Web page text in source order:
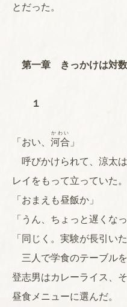
とだった。
第一章 きっかけは対
１
「おい、 河合
かわい
」
呼びかけられて、涼太は
レイをもって立っていた。
「おまえも昼飯か」
「うん、ちょっと遅くな
「同じく。実験が長引い
三人で学食のテーブル
登志男はカレーライス、
昼食メニューに選んだ。